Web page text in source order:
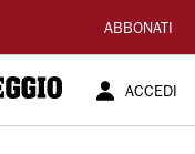
ABBONATI
ACCEDI